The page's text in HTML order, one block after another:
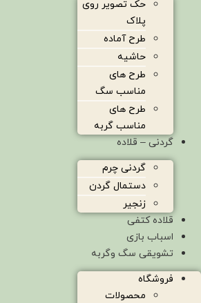
حک تصویر روی
پلاک
طرح آماده
حاشیه
طرح های
مناسب سگ
طرح های
مناسب گربه
گردنی – قلاده
گردنی چرم
دستمال گردن
زنجیر
قلاده کتفی
اسباب بازی
تشویقی سگ وگربه
فروشگاه
محصولات